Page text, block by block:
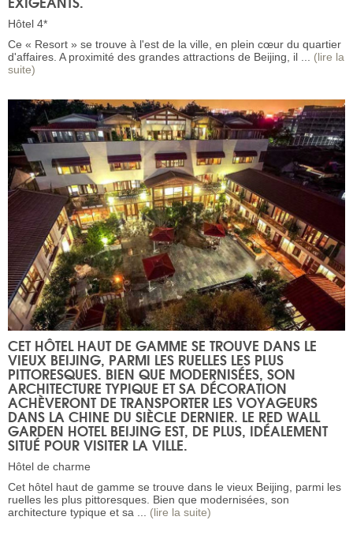
Hôtel 4*
Ce « Resort » se trouve à l'est de la ville, en plein cœur du quartier
d'affaires. A proximité des grandes attractions de Beijing, il ... (lire la
suite)
CET HÔTEL HAUT DE GAMME SE TROUVE DANS LE
VIEUX BEIJING, PARMI LES RUELLES LES PLUS
PITTORESQUES. BIEN QUE MODERNISÉES, SON
ARCHITECTURE TYPIQUE ET SA DÉCORATION
ACHÈVERONT DE TRANSPORTER LES VOYAGEURS
DANS LA CHINE DU SIÈCLE DERNIER. LE RED WALL
GARDEN HOTEL BEIJING EST, DE PLUS, IDÉALEMENT
SITUÉ POUR VISITER LA VILLE.
Hôtel de charme
Cet hôtel haut de gamme se trouve dans le vieux Beijing, parmi les
ruelles les plus pittoresques. Bien que modernisées, son
architecture typique et sa ... (lire la suite)